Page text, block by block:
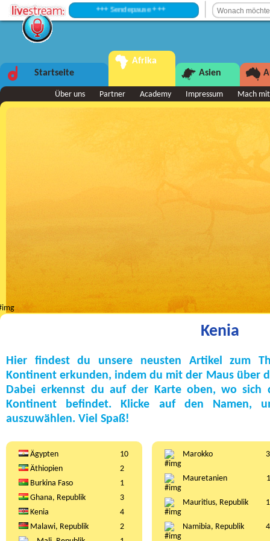
+++ Sendepause +++
Startseite
Afrika
Asien
Über uns Partner Academy Impressum Mach mit
Kenia
Hier findest du unsere neusten Artikel zum
Kontinent erkunden, indem du mit der Maus über
Dabei erkennst du auf der Karte oben, wo sich
Kontinent befindet. Klicke auf den Namen,
auszuwählen. Viel Spaß!
Ägypten
10
Äthiopien
2
Burkina Faso
1
Ghana, Republik
3
Kenia
4
Malawi, Republik
2
Marokko
Mauretanien 1
Mauritius, Republik 1
Namibia, Republik 4